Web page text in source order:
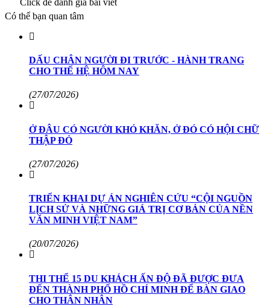
Có thể bạn quan tâm
DẤU CHÂN NGƯỜI ĐI TRƯỚC - HÀNH TRANG
CHO THẾ HỆ HÔM NAY
(27/07/2026)
Ở ĐÂU CÓ NGƯỜI KHÓ KHĂN, Ở ĐÓ CÓ HỘI CHỮ
THẬP ĐỎ
(27/07/2026)
TRIỂN KHAI DỰ ÁN NGHIÊN CỨU “CỘI NGUỒN
LỊCH SỬ VÀ NHỮNG GIÁ TRỊ CƠ BẢN CỦA NỀN
VĂN MINH VIỆT NAM”
(20/07/2026)
THI THỂ 15 DU KHÁCH ẤN ĐỘ ĐÃ ĐƯỢC ĐƯA
ĐẾN THÀNH PHỐ HỒ CHÍ MINH ĐỂ BÀN GIAO
CHO THÂN NHÂN